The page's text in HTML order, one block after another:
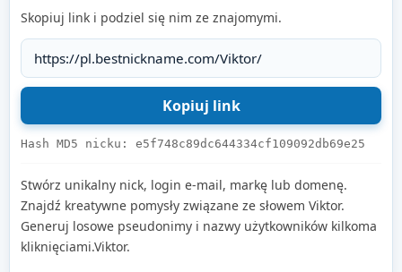
Skopiuj link i podziel się nim ze znajomymi.
Hash MD5 nicku: e5f748c89dc644334cf109092db69e25
Stwórz unikalny nick, login e-mail, markę lub domenę.
Znajdź kreatywne pomysły związane ze słowem Viktor.
Generuj losowe pseudonimy i nazwy użytkowników kilkoma
kliknięciami.Viktor.